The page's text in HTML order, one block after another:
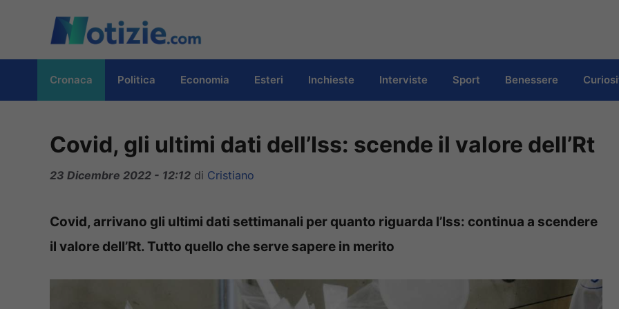
contenuto
Cronaca Politica Economia Esteri Inchieste Interviste Sport Benessere
Covid, gli ultimi dati dell’Iss: scende il valore dell’Rt
23 Dicembre 2022 - 12:12 di Cristiano
Covid, arrivano gli ultimi dati settimanali per quanto riguarda l’Iss: continua a scendere
il valore dell’Rt. Tutto quello che serve sapere in merito